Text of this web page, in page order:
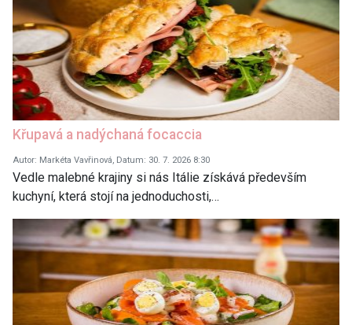
Křupavá a nadýchaná focaccia
Autor: Markéta Vavřinová, Datum: 30. 7. 2026 8:30
Vedle malebné krajiny si nás Itálie získává především
kuchyní, která stojí na jednoduchosti,…